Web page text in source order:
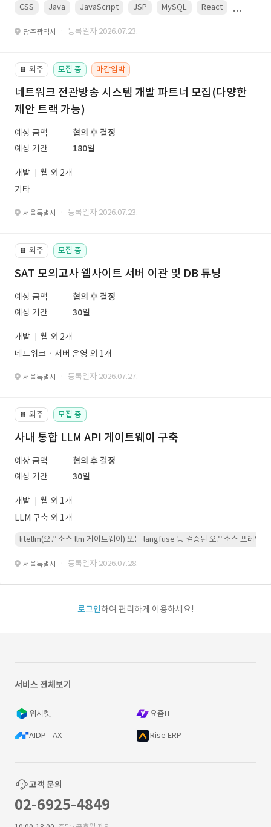
CSS Java JavaScript JSP MySQL React
광주광역시 · 등록일자 2026.07.23.
📔 외주 모집 중 마감임박
네트워크 전관방송 시스템 개발 파트너 모집(다양한
제안 트랙 가능)
예상 금액
협의 후 결정
예상 기간
180일
개발
웹 외 2개
기타
서울특별시 · 등록일자 2026.07.23.
📔 외주 모집 중
SAT 모의고사 웹사이트 서버 이관 및 DB 튜닝
예상 금액
협의 후 결정
예상 기간
30일
개발
웹 외 2개
네트워크ㆍ서버 운영 외 1개
서울특별시 · 등록일자 2026.07.27.
📔 외주 모집 중
사내 통합 LLM API 게이트웨이 구축
예상 금액
협의 후 결정
예상 기간
30일
개발
웹 외 1개
LLM 구축 외 1개
litellm(오픈소스 llm 게이트웨이) 또는 langfuse 등 검증된 오픈소스 프레임워
서울특별시 · 등록일자 2026.07.28.
로그인하여 편리하게 이용하세요!
서비스 전체보기
위시켓 요즘IT
AIDP - AX Rise ERP
고객 문의
02-6925-4849